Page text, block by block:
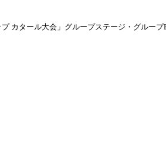
カタール大会」グループステージ・グループ